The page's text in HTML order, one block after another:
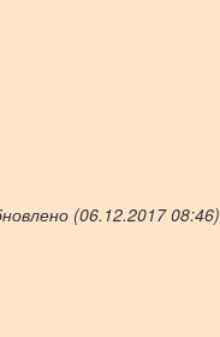
(06.12.2017 08:46)